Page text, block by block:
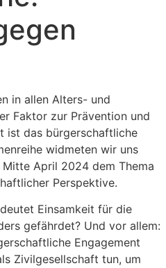
in allen Alters- und
Faktor zur Prävention und
ist das bürgerschaftliche
widmeten wir uns
April 2024 dem Thema
Perspektive.
Einsamkeit für die
gefährdet? Und vor allem:
Engagement
Zivilgesellschaft tun, um